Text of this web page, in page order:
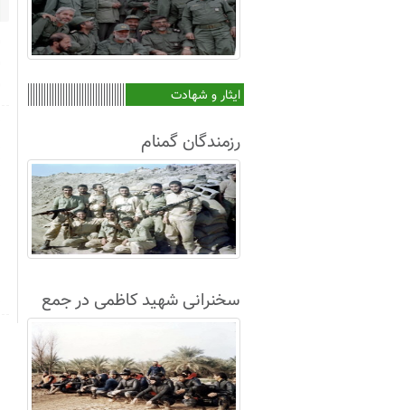
ایثار و شهادت
رزمندگان گمنام
سخنرانی شهید کاظمی در جمع
غواصان لشکر8+فیلم